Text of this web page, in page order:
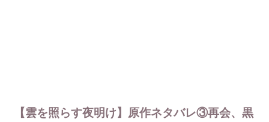
【雲を照らす夜明け】原作ネタバレ③再会、黒